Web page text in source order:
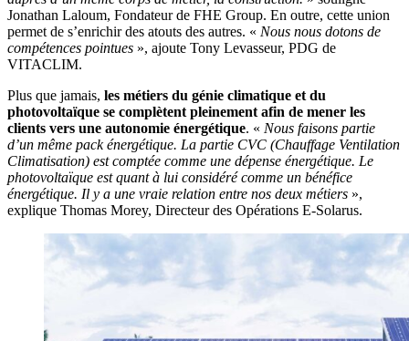
Jonathan Laloum, Fondateur de FHE Group. En outre, cette union
permet de s’enrichir des atouts des autres. « Nous nous dotons de
compétences pointues », ajoute Tony Levasseur, PDG de
VITACLIM.
Plus que jamais, les métiers du génie climatique et du
photovoltaïque se complètent pleinement afin de mener les
clients vers une autonomie énergétique. « Nous faisons partie
d’un même pack énergétique. La partie CVC (Chauffage Ventilation
Climatisation) est comptée comme une dépense énergétique. Le
photovoltaïque est quant à lui considéré comme un bénéfice
énergétique. Il y a une vraie relation entre nos deux métiers »,
explique Thomas Morey, Directeur des Opérations E-Solarus.